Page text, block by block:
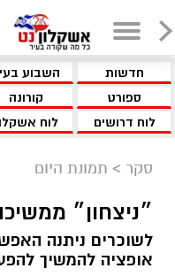
חדשות השבוע
ספורט
קורונה
לוח דרושים
לוח
סקר > תמונת היום
״ניצחון״
לשוכרים ניתנה
אופציה להמשיך